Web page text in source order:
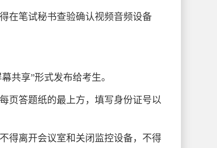
在笔试秘书查验确认视频音频设备
共享”形式发布给考生。
页答题纸的最上方，填写身份证号以
得离开会议室和关闭监控设备，不得